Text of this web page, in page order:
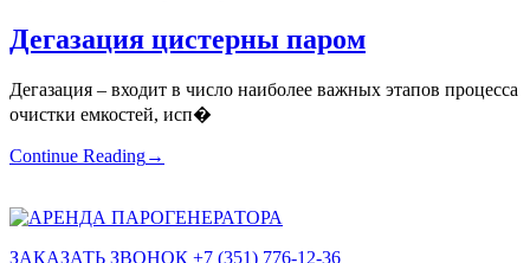
Дегазация цистерны паром
Дегазация – входит в число наиболее важных этапов процесса
очистки емкостей, исп�
Continue Reading→
ЗАКАЗАТЬ ЗВОНОК +7 (351) 776-12-36